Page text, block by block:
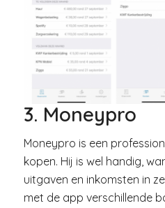
3. Moneypro
Moneypro is een
kopen. Hij is wel handig,
uitgaven en inkomsten in
met de app verschillende